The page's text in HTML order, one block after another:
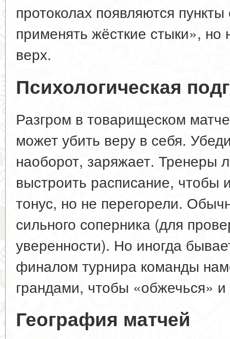
протоколах появляются
применять жёсткие стыки»,
верх.
Психологическая
Разгром в товарищеском
может убить веру в себя.
наоборот, заряжает. Тренеры
выстроить расписание, чтобы
тонус, но не перегорели.
сильного соперника (для
уверенности). Но иногда
финалом турнира команды
грандами, чтобы «обжечься»
География матчей